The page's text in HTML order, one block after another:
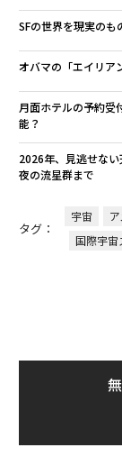
SFの世界を現実の
オバマの「エイリア
月面ホテルの予約
能？
2026年、見逃せな
夜の流星群まで
タグ：
宇宙
国際宇宙